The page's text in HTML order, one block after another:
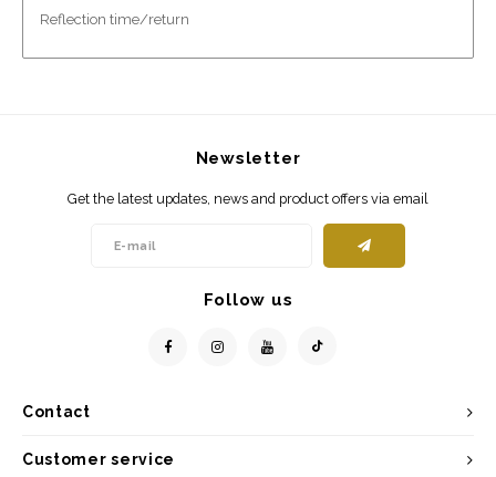
Reflection time/return
Contact
Newsletter
Get the latest updates, news and product offers via email
Follow us
Customer service